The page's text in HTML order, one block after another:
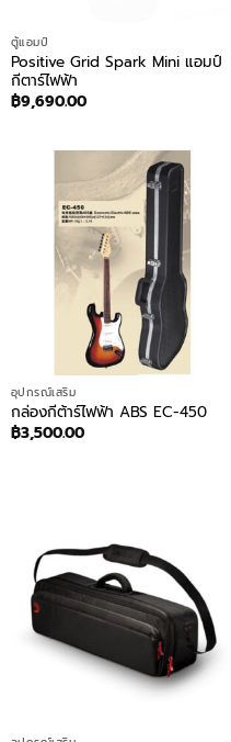
ตู้แอมป์
Positive Grid Spark Mini แอมป์
กีตาร์ไฟฟ้า
฿9,690.00
อุปกรณ์เสริม
กล่องกีต้าร์ไฟฟ้า ABS EC-450
฿3,500.00